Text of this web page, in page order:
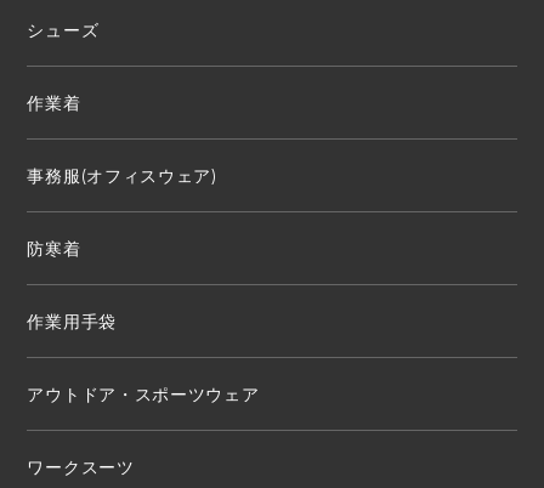
シューズ
作業着
事務服(オフィスウェア)
防寒着
作業用手袋
アウトドア・スポーツウェア
ワークスーツ